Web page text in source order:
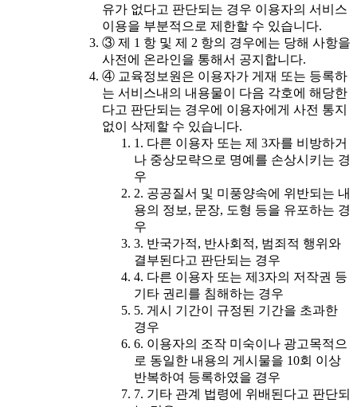
유가 없다고 판단되는 경우 이용자의 서비스
이용을 부분적으로 제한할 수 있습니다.
③ 제 1 항 및 제 2 항의 경우에는 당해 사항을
사전에 온라인을 통해서 공지합니다.
④ 교육정보원은 이용자가 게재 또는 등록하
는 서비스내의 내용물이 다음 각호에 해당한
다고 판단되는 경우에 이용자에게 사전 통지
없이 삭제할 수 있습니다.
1. 다른 이용자 또는 제 3자를 비방하거
나 중상모략으로 명예를 손상시키는 경
우
2. 공공질서 및 미풍양속에 위반되는 내
용의 정보, 문장, 도형 등을 유포하는 경
우
3. 반국가적, 반사회적, 범죄적 행위와
결부된다고 판단되는 경우
4. 다른 이용자 또는 제3자의 저작권 등
기타 권리를 침해하는 경우
5. 게시 기간이 규정된 기간을 초과한
경우
6. 이용자의 조작 미숙이나 광고목적으
로 동일한 내용의 게시물을 10회 이상
반복하여 등록하였을 경우
7. 기타 관계 법령에 위배된다고 판단되